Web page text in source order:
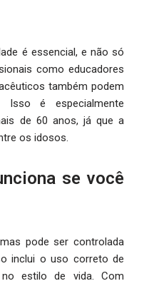
é essencial, e não só
como educadores
também podem
Isso é especialmente
de 60 anos, já que a
os idosos.
se você
pode ser controlada
inclui o uso correto de
estilo de vida. Com